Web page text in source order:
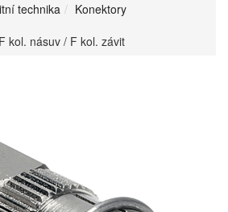
technika
Konektory
kol. násuv / F kol. závit